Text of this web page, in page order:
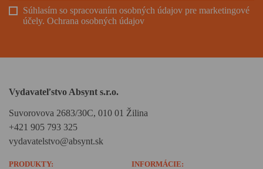
Súhlasím so spracovaním osobných údajov pre marketingové
účely. Ochrana osobných údajov
Vydavateľstvo Absynt s.r.o.
Suvorovova 2683/30C, 010 01 Žilina
+421 905 793 325
vydavatelstvo@absynt.sk
PRODUKTY: INFORMÁCIE: